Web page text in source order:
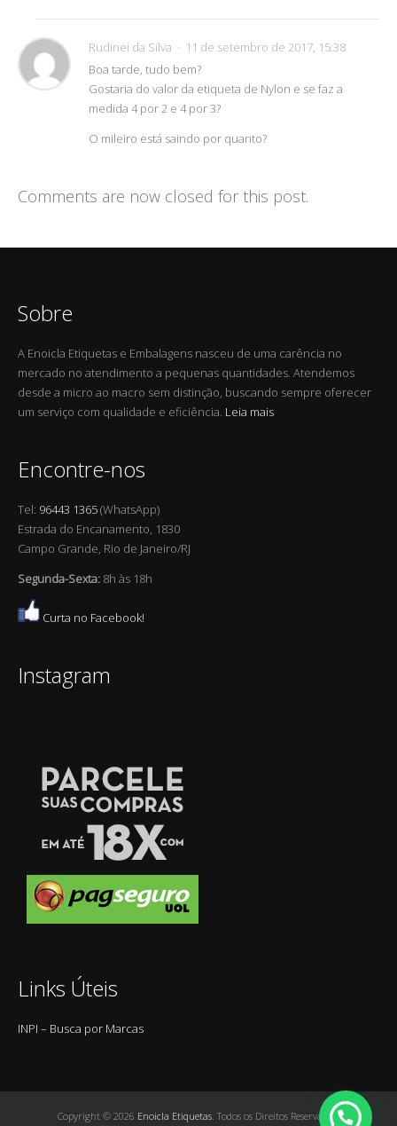
Rudinei da Silva
11 de setembro de 2017, 15:38
Boa tarde, tudo bem?
Gostaria do valor da etiqueta de Nylon e se faz a
medida 4 por 2 e 4 por 3?
O mileiro está saindo por quanto?
Comments are now closed for this post.
Sobre
A Enoicla Etiquetas e Embalagens nasceu de uma carência no
mercado no atendimento a pequenas quantidades. Atendemos
desde a micro ao macro sem distinção, buscando sempre oferecer
um serviço com qualidade e eficiência. Leia mais
Encontre-nos
Tel: 96443 1365(WhatsApp)
Estrada do Encanamento, 1830
Campo Grande, Rio de Janeiro/RJ
Segunda-Sexta: 8h às 18h
Curta no Facebook!
Instagram
Links Úteis
INPI – Busca por Marcas
Copyright © 2026 Enoicla Etiquetas . Todos os Direitos Reservados.